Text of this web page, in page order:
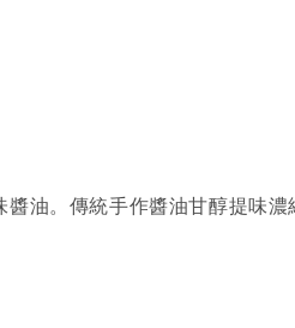
油。傳統手作醬油甘醇提味